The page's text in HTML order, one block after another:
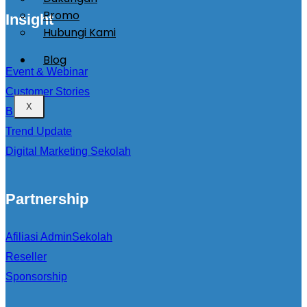
Promo
Hubungi Kami
Blog
X
Insight
Event & Webinar
Customer Stories
Blog
Trend Update
Digital Marketing Sekolah
Partnership
Afiliasi AdminSekolah
Reseller
Sponsorship